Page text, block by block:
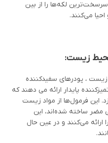
لکه‌ها را از بین
می‌کنند.
محیط زیست:
، پودرهای سفیدکننده
پایدار ارائه می دهند که
این فرمول‌ها از مواد زیست
مضر ساخته شده‌اند، این
ارائه می‌کنند و در عین حال